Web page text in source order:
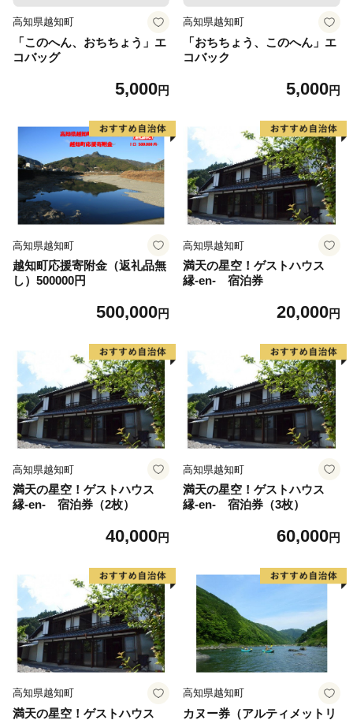
高知県越知町
「このへん、おちちょう」エ
コバッグ
5,000円
高知県越知町
「おちちょう、このへん」エ
コバック
5,000円
高知県越知町
越知町応援寄附金（返礼品無
し）500000円
500,000円
高知県越知町
満天の星空！ゲストハウス
縁-en- 宿泊券
20,000円
高知県越知町
満天の星空！ゲストハウス
縁-en- 宿泊券（2枚）
40,000円
高知県越知町
満天の星空！ゲストハウス
縁-en- 宿泊券（3枚）
60,000円
高知県越知町
満天の星空！ゲストハウス
高知県越知町
カヌー券（アルティメットリ